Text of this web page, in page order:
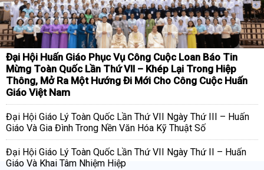
Đại Hội Huấn Giáo Phục Vụ Công Cuộc Loan Báo Tin
Mừng Toàn Quốc Lần Thứ VII – Khép Lại Trong Hiệp
Thông, Mở Ra Một Hướng Đi Mới Cho Công Cuộc Huấn
Giáo Việt Nam
Đại Hội Giáo Lý Toàn Quốc Lần Thứ VII Ngày Thứ III – Huấn
Giáo Và Gia Đình Trong Nền Văn Hóa Kỹ Thuật Số
Đại Hội Giáo Lý Toàn Quốc Lần Thứ VII Ngày Thứ II – Huấn
Giáo Và Khai Tâm Nhiệm Hiệp